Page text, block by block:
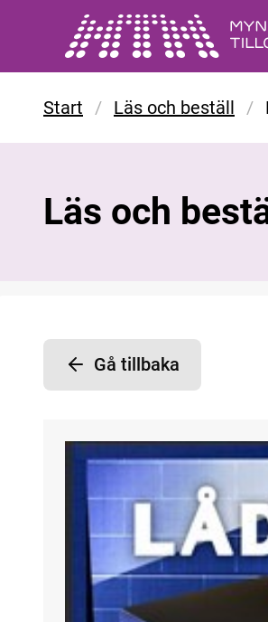
Gå till huvudinnehåll
Start / Läs och beställ /
Läs och
Gå tillbaka